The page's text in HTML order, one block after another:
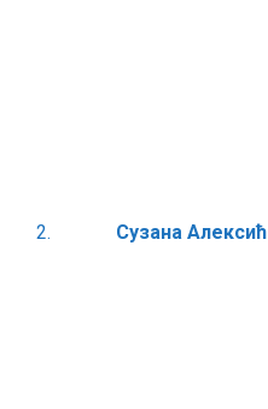
2. Сузана Алексић